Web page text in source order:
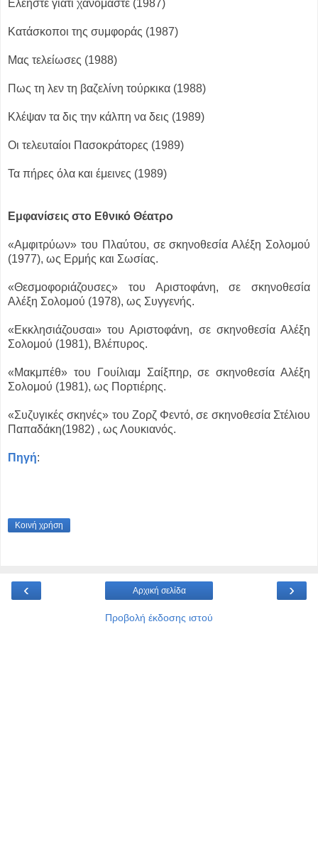
Ελεήστε γιατί χανόμαστε (1987)
Κατάσκοποι της συμφοράς (1987)
Μας τελείωσες (1988)
Πως τη λεν τη βαζελίνη τούρκικα (1988)
Κλέψαν τα δις την κάλπη να δεις (1989)
Οι τελευταίοι Πασοκράτορες (1989)
Τα πήρες όλα και έμεινες (1989)
Εμφανίσεις στο Εθνικό Θέατρο
«Αμφιτρύων» του Πλαύτου, σε σκηνοθεσία Αλέξη Σολομού
(1977), ως Ερμής και Σωσίας.
«Θεσμοφοριάζουσες» του Αριστοφάνη, σε σκηνοθεσία
Αλέξη Σολομού (1978), ως Συγγενής.
«Εκκλησιάζουσαι» του Αριστοφάνη, σε σκηνοθεσία Αλέξη
Σολομού (1981), Βλέπυρος.
«Μακμπέθ» του Γουίλιαμ Σαίξπηρ, σε σκηνοθεσία Αλέξη
Σολομού (1981), ως Πορτιέρης.
«Συζυγικές σκηνές» του Ζορζ Φεντό, σε σκηνοθεσία Στέλιου
Παπαδάκη(1982) , ως Λουκιανός.
Πηγή:
Κοινή χρήση
‹ ›
Αρχική σελίδα
Προβολή έκδοσης ιστού